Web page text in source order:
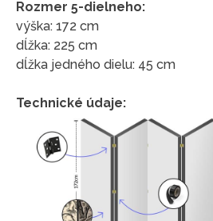
Rozmer 5-dielneho:
výška: 172 cm
dĺžka: 225 cm
dĺžka jedného dielu: 45 cm
Technické údaje: